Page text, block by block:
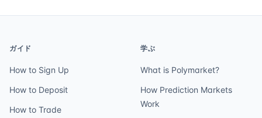
ガイド
How to Sign Up
How to Deposit
How to Trade
学ぶ
What is Polymarket?
How Prediction Markets
Work